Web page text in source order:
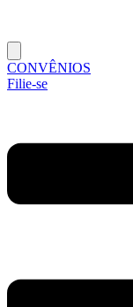
CONVÊNIOS
Filie-se